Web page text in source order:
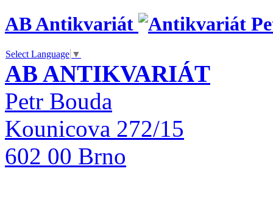
AB Antikvariát
Select Language ▼
AB ANTIKVARIÁT
Petr Bouda
Kounicova 272/15
602 00 Brno